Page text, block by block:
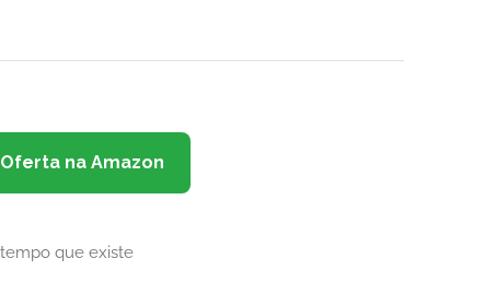
Oferta na Amazon